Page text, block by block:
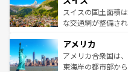
きるだ
を参照してほしい。
ドイツ情報はコン
ティー、ビール好
戦など、本場だか
ンツ一覧を参照して
スイスの国土面積
な交通網が整備さ
の建物がそのまま
博物館もあり、ア
ことができる。国
アメリカ
アメリカ合衆国は
東海岸の都市部か